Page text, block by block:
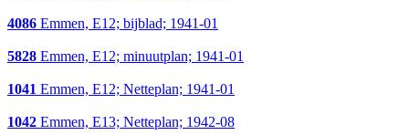
4086 Emmen, E12; bijblad; 1941-01
5828 Emmen, E12; minuutplan; 1941-01
1041 Emmen, E12; Netteplan; 1941-01
1042 Emmen, E13; Netteplan; 1942-08